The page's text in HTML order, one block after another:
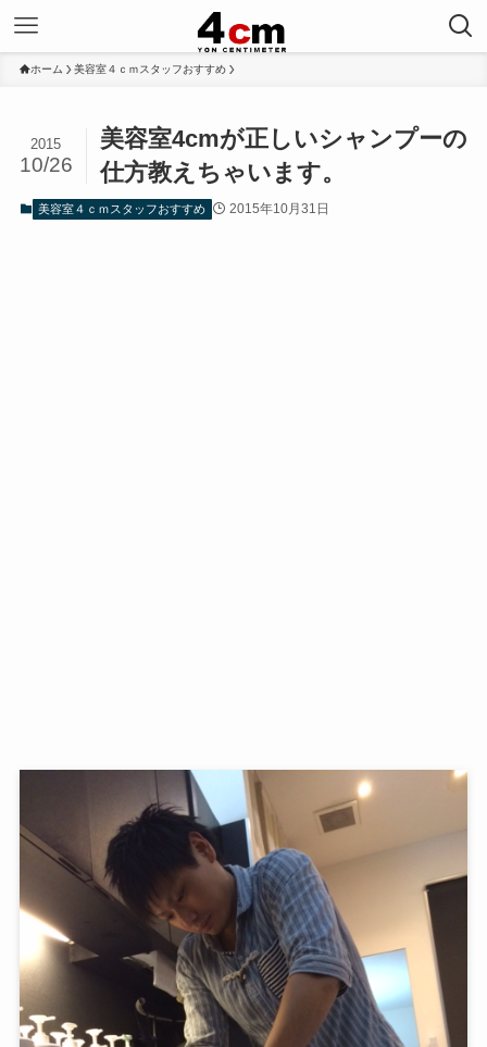
ホーム 美容室４ｃｍスタッフおすすめ
美容室4cmが正しいシャンプーの
仕方教えちゃいます。
2015
10/26
美容室４ｃｍスタッフおすすめ 2015年10月31日